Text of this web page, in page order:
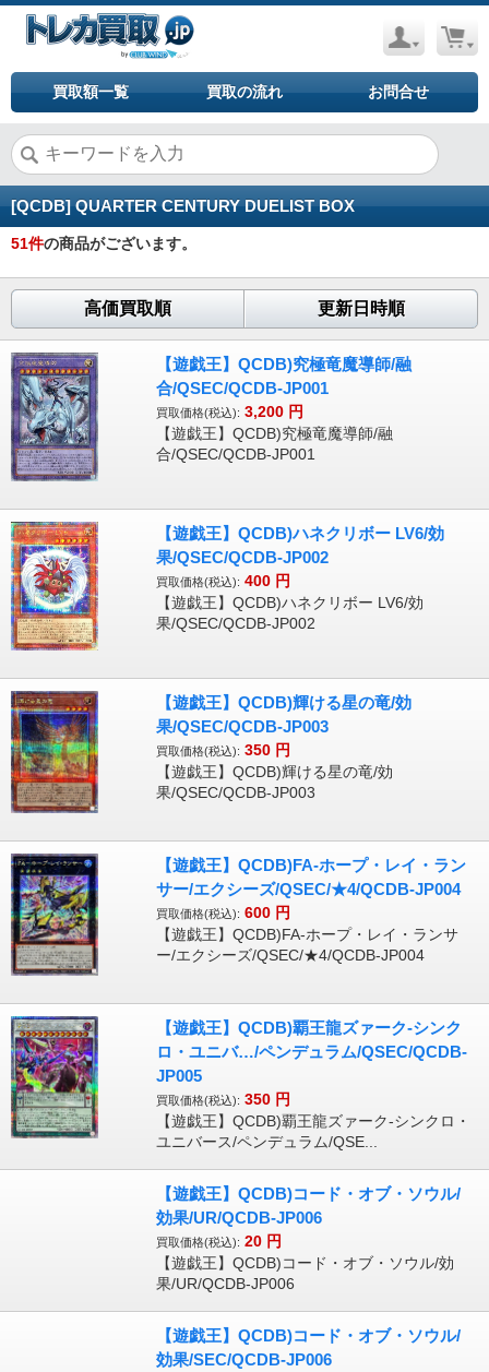
買取額一覧 買取の流れ お問合せ
[QCDB] QUARTER CENTURY DUELIST BOX
51件の商品がございます。
高価買取順 更新日時順
【遊戯王】QCDB)究極竜魔導師/融
合/QSEC/QCDB-JP001
買取価格(税込): 3,200 円
【遊戯王】QCDB)究極竜魔導師/融
合/QSEC/QCDB-JP001
【遊戯王】QCDB)ハネクリボー LV6/効
果/QSEC/QCDB-JP002
買取価格(税込): 400 円
【遊戯王】QCDB)ハネクリボー LV6/効
果/QSEC/QCDB-JP002
【遊戯王】QCDB)輝ける星の竜/効
果/QSEC/QCDB-JP003
買取価格(税込): 350 円
【遊戯王】QCDB)輝ける星の竜/効
果/QSEC/QCDB-JP003
【遊戯王】QCDB)FA-ホープ・レイ・ラン
サー/エクシーズ/QSEC/★4/QCDB-JP004
買取価格(税込): 600 円
【遊戯王】QCDB)FA-ホープ・レイ・ランサ
ー/エクシーズ/QSEC/★4/QCDB-JP004
【遊戯王】QCDB)覇王龍ズァーク-シンク
ロ・ユニバ…/ペンデュラム/QSEC/QCDB-
JP005
買取価格(税込): 350 円
【遊戯王】QCDB)覇王龍ズァーク-シンクロ・
ユニバース/ペンデュラム/QSE...
【遊戯王】QCDB)コード・オブ・ソウル/
効果/UR/QCDB-JP006
買取価格(税込): 20 円
【遊戯王】QCDB)コード・オブ・ソウル/効
果/UR/QCDB-JP006
【遊戯王】QCDB)コード・オブ・ソウル/
効果/SEC/QCDB-JP006